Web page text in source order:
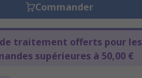
Commander
traitement offerts pour les
supérieures à 50,00 €